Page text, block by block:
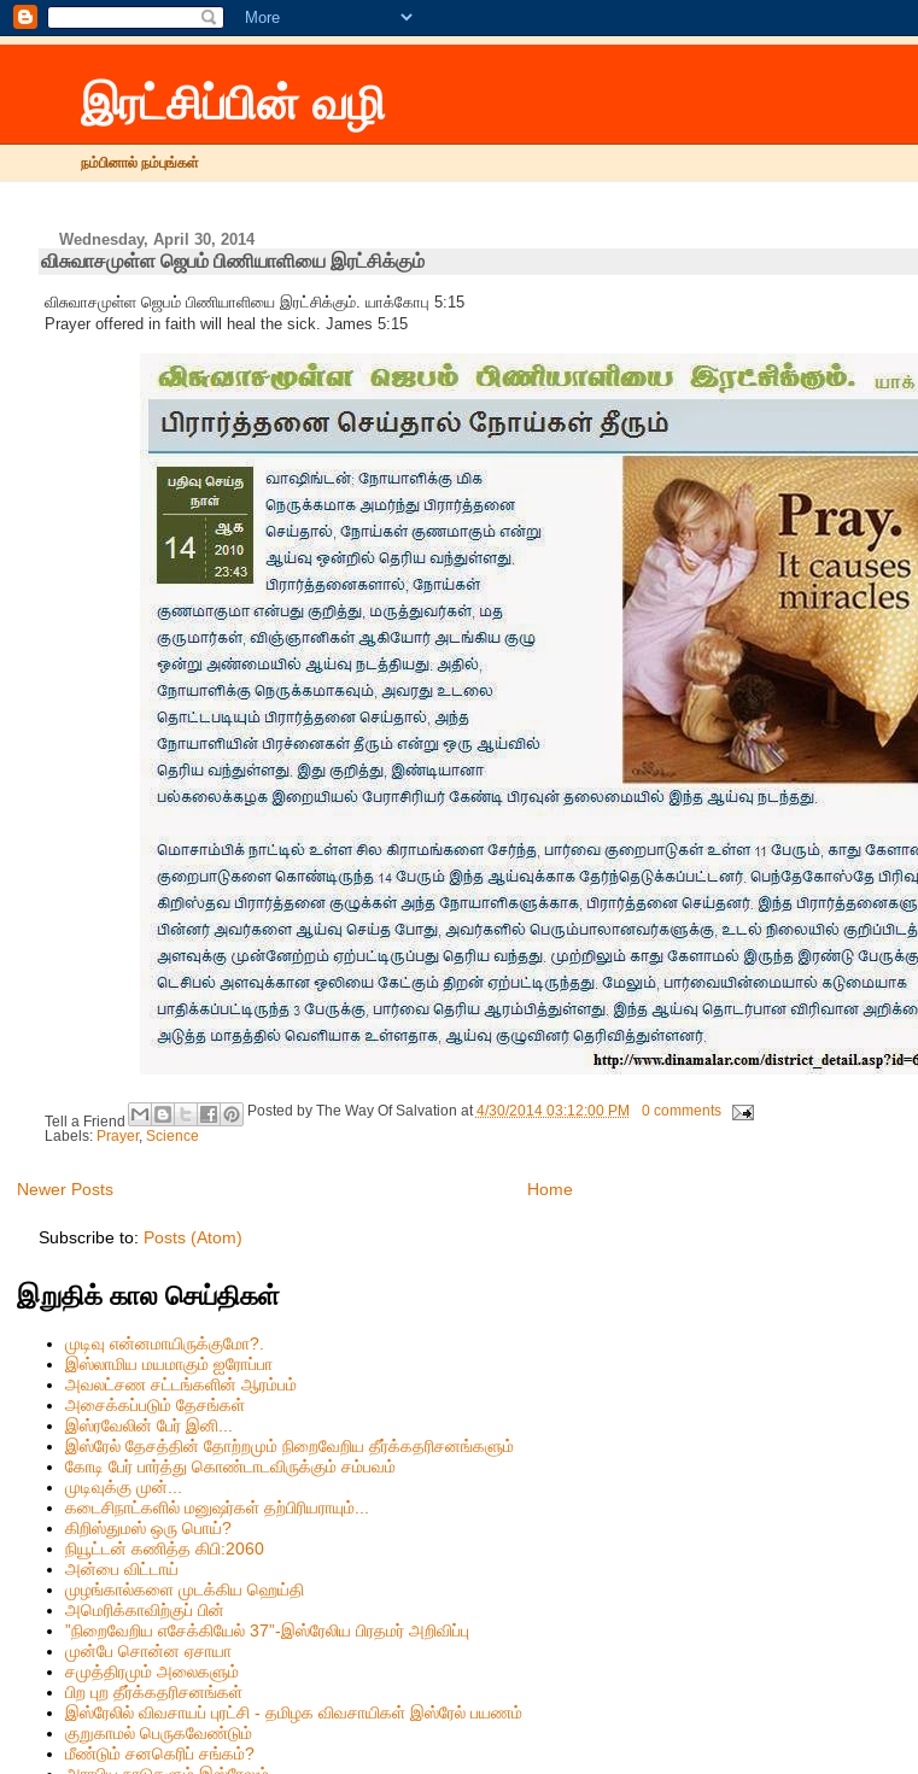
இரட்சிப்பின் வழி
நம்பினால் நம்புங்கள்
Wednesday, April 30, 2014
விசுவாசமுள்ள ஜெபம் பிணியாளியை இரட்சிக்கும்
விசுவாசமுள்ள ஜெபம் பிணியாளியை இரட்சிக்கும். யாக்கோபு 5:15
Prayer offered in faith will heal the sick. James 5:15
Tell a Friend
Posted by The Way Of Salvation at 4/30/2014 03:12:00 PM
0 comments
Labels: Prayer, Science
Newer Posts Home
Subscribe to: Posts (Atom)
இறுதிக் கால செய்திகள்
முடிவு என்னமாயிருக்குமோ?.
இஸ்லாமிய மயமாகும் ஐரோப்பா
அவலட்சண சட்டங்களின் ஆரம்பம்
அசைக்கப்படும் தேசங்கள்
இஸ்ரவேலின் பேர் இனி...
இஸ்ரேல் தேசத்தின் தோற்றமும் நிறைவேறிய தீர்க்கதரிசனங்களும்
கோடி பேர் பார்த்து கொண்டாடவிருக்கும் சம்பவம்
முடிவுக்கு முன்...
கடைசிநாட்களில் மனுஷர்கள் தற்பிரியராயும்...
கிறிஸ்தும‌ஸ் ஒரு பொய்?
நியூட்டன் கணித்த கிபி:2060
அன்பை விட்டாய்
முழங்கால்களை முடக்கிய ஹெய்தி
அமெரிக்காவிற்குப் பின்
”நிறைவேறிய எசேக்கியேல் 37”-இஸ்ரேலிய பிரதமர் அறிவிப்பு
முன்பே சொன்ன ஏசாயா
சமுத்திரமும் அலைகளும்
பிற புற தீர்க்கதரிசனங்கள்
இஸ்ரேலில் விவசாயப் புரட்சி - தமிழக விவசாயிகள் இஸ்ரேல் பயணம்
குறுகாமல் பெருகவேண்டும்
மீண்டும் சனகெரிப் சங்கம்?